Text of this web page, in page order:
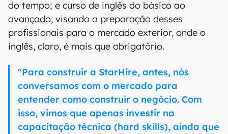
do tempo; e curso de inglês do básico ao
avançado, visando a preparação desses
profissionais para o mercado exterior, onde o
inglês, claro, é mais que obrigatório.
"Para construir a StarHire, antes, nós
conversamos com o mercado para
entender como construir o negócio. Com
isso, vimos que apenas investir na
capacitação técnica (hard skills), ainda que